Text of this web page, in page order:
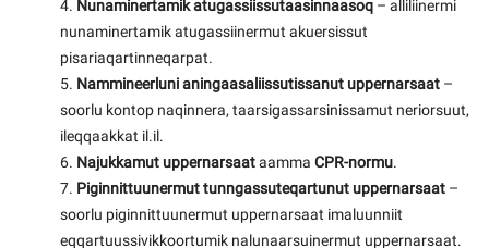
4. Nunaminertamik atugassiissutaasinnaasoq – alliliinermi
nunaminertamik atugassiinermut akuersissut
pisariaqartinneqarpat.
5. Nammineerluni aningaasaliissutissanut uppernarsaat –
soorlu kontop naqinnera, taarsigassarsinissamut neriorsuut,
ileqqaakkat il.il.
6. Najukkamut uppernarsaataamma CPR-normu.
7. Piginnittuunermut tunngassuteqartunut uppernarsaat –
soorlu piginnittuunermut uppernarsaat imaluunniit
eqqartuussivikkoortumik nalunaarsuinermut uppernarsaat.